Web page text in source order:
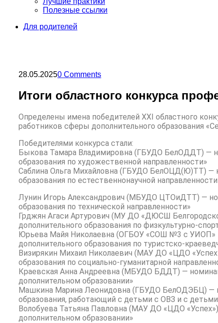
Полезные ссылки
Для родителей
28.05.20250 Comments
Итоги областного конкурса
Определены имена победителей XXI областного
работников сферы дополнительного образования
Победителями конкурса стали:
Быкова Тамара Владимировна (ГБУДО БелОДДТ) —
образования по художественной направленности»
Саблина Ольга Михайловна (ГБУДО БелОЦД(Ю)ТТ) —
образования по естественнонаучной
Лунин Игорь Александрович (МБУДО ЦТОиДТТ) —
образования по технической направленности»
Грджян Агаси Артурович (МУ ДО «ДЮСШ
дополнительного образования по физкультурно-
Юрьева Майя Николаевна (ОГБОУ «СОШ №3 с УИОП»
дополнительного образования по туристско-
Визирякин Михаил Николаевич (МАУ ДО «ЦДО
образования по социально-гуманитарной
Краевская Анна Андреевна (МБУДО БДДТ) —
дополнительном образовании»
Машкина Марина Леонидовна (ГБУДО БелОДЭБЦ) —
образования, работающий с детьми с ОВЗ и с
Волобуева Татьяна Павловна (МАУ ДО «ЦДО
дополнительном образовании»